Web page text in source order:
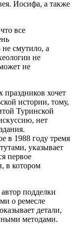
Иосифа, а также
все
смутило, а
не
не
праздников хочет
истории, тому,
Туринской
нет
в 1988 году тремя
указывает
первое
в котором
подделки
о ремесле
детали,
методами.